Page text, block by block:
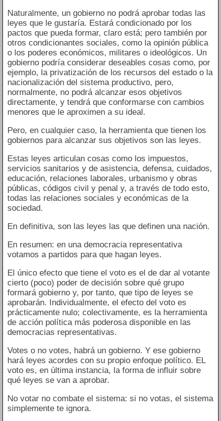
Naturalmente, un gobierno no podrá aprobar todas las
leyes que le gustaría. Estará condicionado por los
pactos que pueda formar, claro está; pero también por
otros condicionantes sociales, como la opinión pública
o los poderes económicos, militares o ideológicos. Un
gobierno podría considerar deseables cosas como, por
ejemplo, la privatización de los recursos del estado o la
nacionalización del sistema productivo, pero,
normalmente, no podrá alcanzar esos objetivos
directamente, y tendrá que conformarse con cambios
menores que le aproximen a su ideal.
Pero, en cualquier caso, la herramienta que tienen los
gobiernos para alcanzar sus objetivos son las leyes.
Estas leyes articulan cosas como los impuestos,
servicios sanitarios y de asistencia, defensa, cuidados,
educación, relaciones laborales, urbanismo y obras
públicas, códigos civil y penal y, a través de todo esto,
todas las relaciones sociales y económicas de la
sociedad.
En definitiva, son las leyes las que definen una nación.
En resumen: en una democracia representativa
votamos a partidos para que hagan leyes.
El único efecto que tiene el voto es el de dar al votante
cierto (poco) poder de decisión sobre qué grupo
formará gobierno y, por tanto, que tipo de leyes se
aprobarán. Individualmente, el efecto del voto es
prácticamente nulo; colectivamente, es la herramienta
de acción política más poderosa disponible en las
democracias representativas.
Votes o no votes, habrá un gobierno. Y ese gobierno
hará leyes acordes con su propio enfoque político. EL
voto es, en última instancia, la forma de influir sobre
qué leyes se van a aprobar.
No votar no combate el sistema: si no votas, el sistema
simplemente te ignora.